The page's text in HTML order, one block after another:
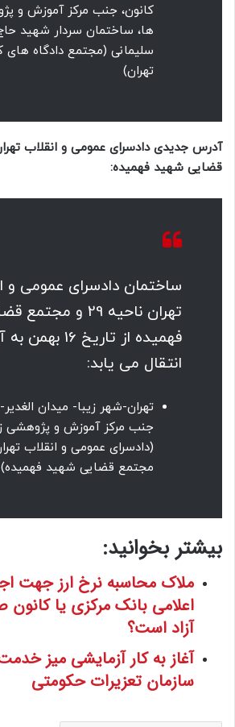
کانون، جنب مرکز آموزش و
ها، ساختمان سردار شهید
سلیمانی (مجتمع دادگاه
تهران)
قضایی شهید فهمیده:
ساختمان دادسرای عمومی و
تهران ناحیه 29 و
فهمیده از
انتقال می یابد:
تهران-شهر زیبا- میدان
جنب مرکز آموزش و پژوهشی
مجتمع قضایی شهید فهمیده)
بیشتر بخوانید:
ملاک محاسبه نرخ ارز جهت
اعلامی بانک مرکزی یا کانون
آزاد است؟
آغاز به کار آزمایشی میز
سازمان تعزیرات حکومتی